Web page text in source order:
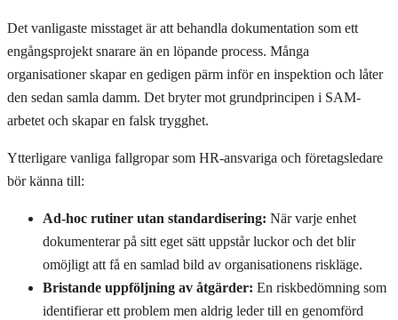
Det vanligaste misstaget är att behandla dokumentation som ett
engångsprojekt snarare än en löpande process. Många
organisationer skapar en gedigen pärm inför en inspektion och låter
den sedan samla damm. Det bryter mot grundprincipen i SAM-
arbetet och skapar en falsk trygghet.
Ytterligare vanliga fallgropar som HR-ansvariga och företagsledare
bör känna till:
Ad-hoc rutiner utan standardisering: När varje enhet
dokumenterar på sitt eget sätt uppstår luckor och det blir
omöjligt att få en samlad bild av organisationens riskläge.
Bristande uppföljning av åtgärder: En riskbedömning som
identifierar ett problem men aldrig leder till en genomförd